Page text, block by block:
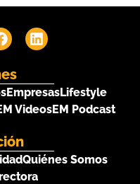
EmpresasLifestyle
VideosEM Podcast
Quiénes Somos